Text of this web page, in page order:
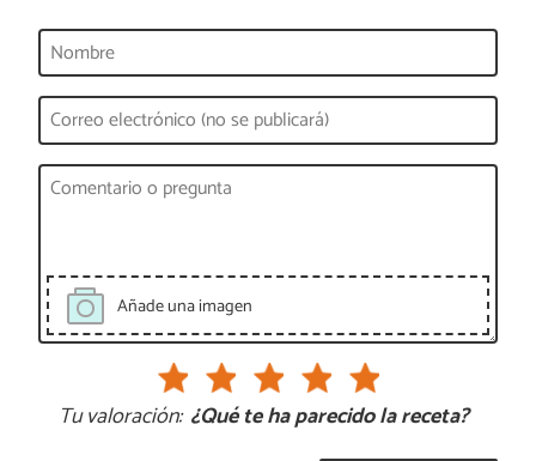
Añade una imagen
Tu valoración: ¿Qué te ha parecido la receta?